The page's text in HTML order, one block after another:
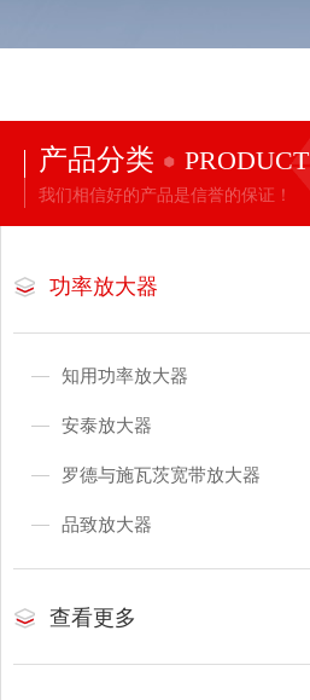
产品分类 PRODUCT
我们相信好的产品是信誉的保证！
功率放大器
知用功率放大器
安泰放大器
罗德与施瓦茨宽带放大器
品致放大器
查看更多